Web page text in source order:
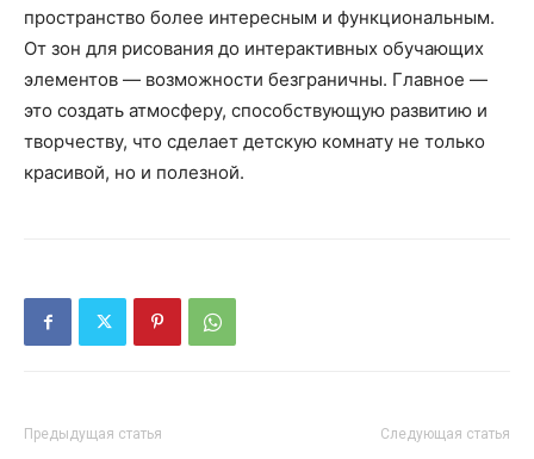
пространство более интересным и функциональным.
От зон для рисования до интерактивных обучающих
элементов — возможности безграничны. Главное —
это создать атмосферу, способствующую развитию и
творчеству, что сделает детскую комнату не только
красивой, но и полезной.
Предыдущая статья Следующая статья